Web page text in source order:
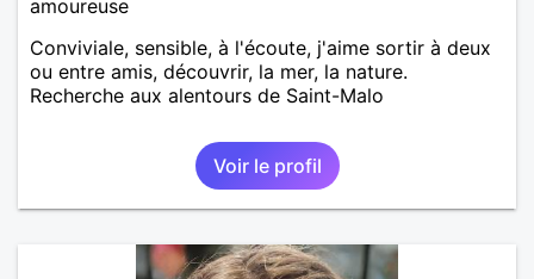
amoureuse
Conviviale, sensible, à l'écoute, j'aime sortir à deux
ou entre amis, découvrir, la mer, la nature.
Recherche aux alentours de Saint-Malo
Voir le profil